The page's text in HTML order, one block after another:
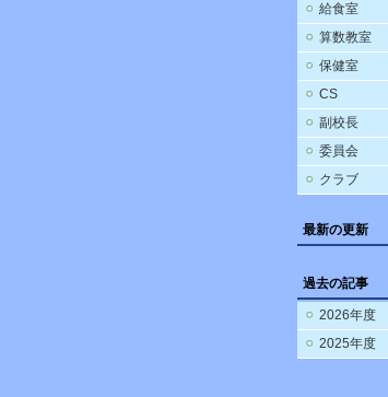
給食室
算数教室
保健室
CS
副校長
委員会
クラブ
最新の更新
過去の記事
2026年度
2025年度